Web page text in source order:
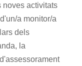
noves activitats
a monitor/a
dels
la